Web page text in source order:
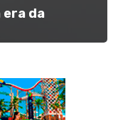
era da